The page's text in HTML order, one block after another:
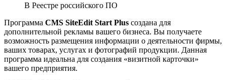
В Реестре российского ПО
Программа CMS SiteEdit Start Plus создана для
дополнительной рекламы вашего бизнеса. Вы получаете
возможность размещения информации о деятельности фирмы,
ваших товарах, услугах и фотографий продукции. Данная
программа идеальна для создания «визитной карточки»
вашего предприятия.